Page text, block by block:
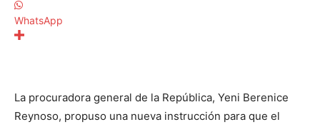
WhatsApp
La procuradora general de la República, Yeni Berenice
Reynoso, propuso una nueva instrucción para que el